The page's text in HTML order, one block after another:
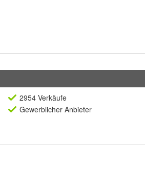
2954 Verkäufe
Gewerblicher Anbieter